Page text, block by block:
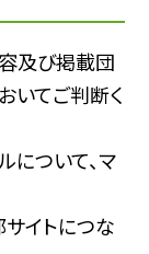
及び掲載団
いてご判断く
について、マ
イトにつな